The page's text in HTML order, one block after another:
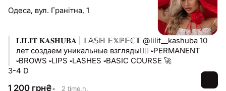
Одеса, вул. Гранітна, 1
𝐋𝐈𝐋𝐈𝐓 𝐊𝐀𝐒𝐇𝐔𝐁𝐀 | 𝕃𝔸𝕊ℍ 𝔼𝕏ℙ𝔼ℂ𝕋 @lilit__kashuba 10
лет создаем уникальные взгляды❤️‍🔥 ▫️PERMANENT
▫️BROWS ▫️LIPS ▫️LASHES ▫️BASIC COURSE 🚀
3-4 D
1 200 грн₴• 2 time.h.